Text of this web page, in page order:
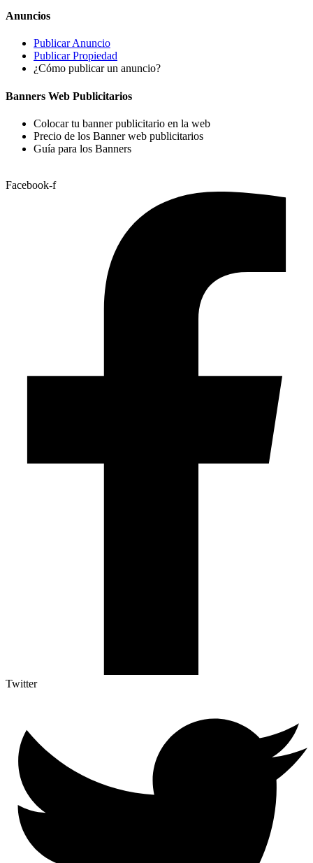
Anuncios
Publicar Anuncio
Publicar Propiedad
¿Cómo publicar un anuncio?
Banners Web Publicitarios
Colocar tu banner publicitario en la web
Precio de los Banner web publicitarios
Guía para los Banners
Facebook-f
Twitter